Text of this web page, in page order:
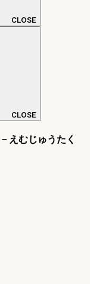
CLOSE
CLOSE
えむじゅうたく